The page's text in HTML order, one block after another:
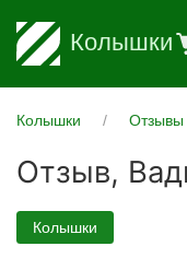
Колышки
Колышки Отзывы
Отзыв,
Колышки